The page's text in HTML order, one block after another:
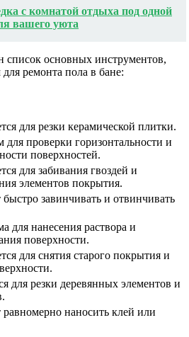
с комнатой отдыха под одной
вашего уюта
список основных инструментов,
ремонта пола в бане:
для резки керамической плитки.
для проверки горизонтальности и
поверхностей.
для забивания гвоздей и
элементов покрытия.
быстро завинчивать и отвинчивать
для нанесения раствора и
поверхности.
для снятия старого покрытия и
для резки деревянных элементов и
равномерно наносить клей или